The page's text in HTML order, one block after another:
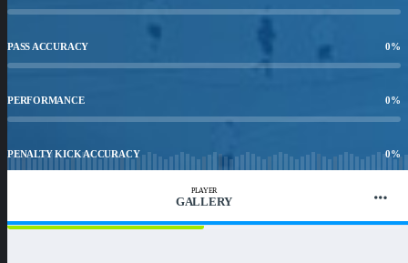
PASS ACCURACY 0%
PERFORMANCE 0%
PENALTY KICK ACCURACY 0%
PLAYER
GALLERY